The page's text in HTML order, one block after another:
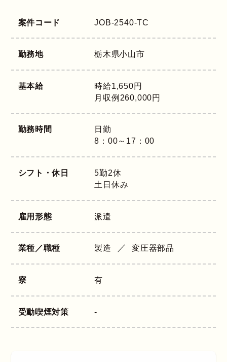
案件コード JOB-2540-TC
勤務地 栃木県小山市
基本給
時給1,650円
月収例260,000円
勤務時間
日勤
8：00～17：00
シフト・休日
5勤2休
土日休み
雇用形態 派遣
業種／職種 製造 変圧器部品
寮 有
受動喫煙対策 -